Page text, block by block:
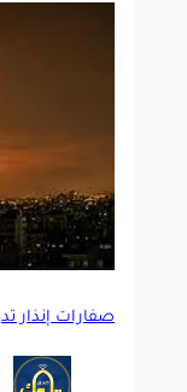
صفارات إنذار